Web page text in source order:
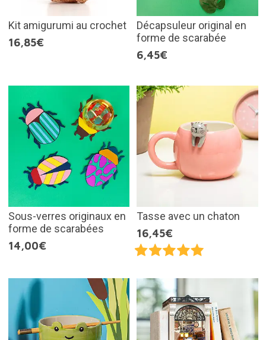
Kit amigurumi au crochet
16,85€
Décapsuleur original en
forme de scarabée
6,45€
Sous-verres originaux en
forme de scarabées
14,00€
Tasse avec un chaton
16,45€